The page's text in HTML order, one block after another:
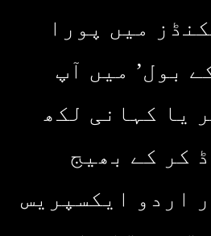
میں پورا
بول’ میں آپ
یا کہانی لکھ
کر کے بھیج
اردو ایکسپریس